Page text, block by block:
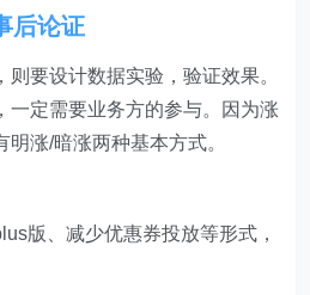
后论证
要设计数据实验，验证效果。
一定需要业务方的参与。因为涨
涨/暗涨两种基本方式。
版、减少优惠券投放等形式，